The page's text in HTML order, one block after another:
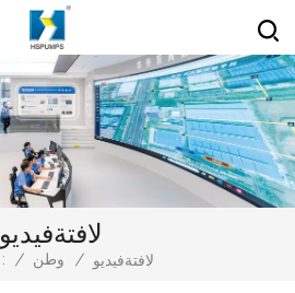
لافتةفيديو
أنت في : / وطن / لافتةفيديو